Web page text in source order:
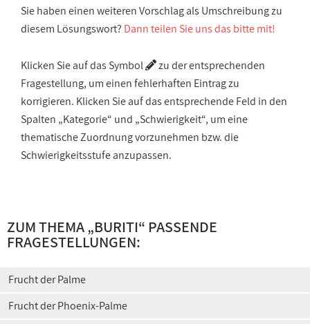
Sie haben einen weiteren Vorschlag als Umschreibung zu
diesem Lösungswort? Dann teilen Sie uns das bitte mit!
Klicken Sie auf das Symbol
zu der entsprechenden
Fragestellung, um einen fehlerhaften Eintrag zu
korrigieren. Klicken Sie auf das entsprechende Feld in den
Spalten „Kategorie“ und „Schwierigkeit“, um eine
thematische Zuordnung vorzunehmen bzw. die
Schwierigkeitsstufe anzupassen.
ZUM THEMA „BURITI“ PASSENDE
FRAGESTELLUNGEN:
Frucht der Palme
Frucht der Phoenix-Palme